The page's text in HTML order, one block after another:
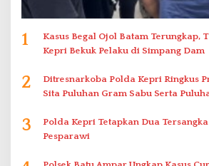
1
Kasus Begal Ojol Batam Terungkap,
Kepri Bekuk Pelaku di Simpang Dam
2
Ditresnarkoba Polda Kepri Ringkus
Sita Puluhan Gram Sabu Serta
3
Polda Kepri Tetapkan Dua
Pesparawi